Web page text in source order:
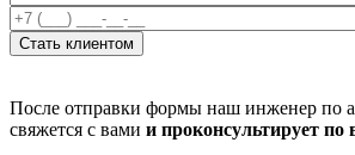
После отправки формы наш инженер по
свяжется с вами и проконсультирует по